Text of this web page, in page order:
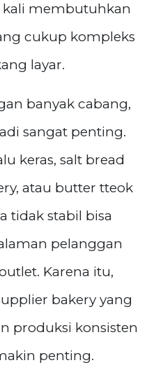
membutuhkan
cukup kompleks
layar.
banyak cabang,
sangat penting.
keras, salt bread
atau butter tteok
tidak stabil bisa
pelanggan
Karena itu,
bakery yang
produksi konsisten
penting.